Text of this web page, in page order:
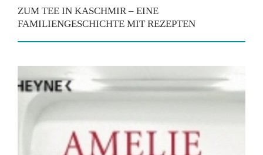
ZUM TEE IN KASCHMIR – EINE
FAMILIENGESCHICHTE MIT REZEPTEN